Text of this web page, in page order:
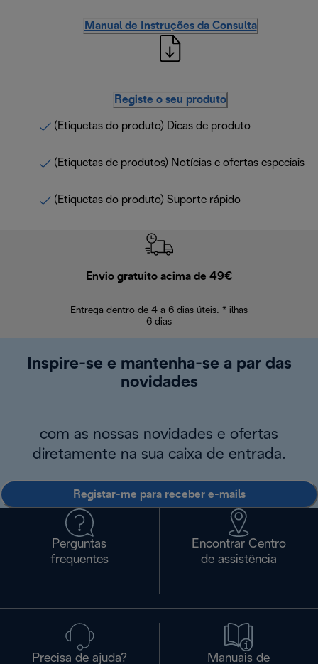
Manual de Instruções da Consulta
Registe o seu produto
(Etiquetas do produto) Dicas de produto
(Etiquetas de produtos) Notícias e ofertas especiais
(Etiquetas do produto) Suporte rápido
Envio gratuito acima de 49€
Entrega dentro de 4 a 6 dias úteis. * ilhas
6 dias
Inspire-se e mantenha-se a par das
novidades
com as nossas novidades e ofertas
diretamente na sua caixa de entrada.
Registar-me para receber e-mails
Perguntas
frequentes
Encontrar Centro
de assistência
Precisa de ajuda? Manuais de